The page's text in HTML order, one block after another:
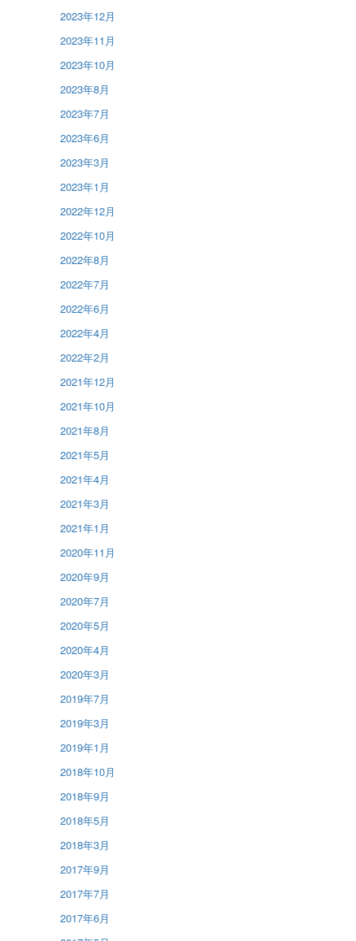
2023年12月
2023年11月
2023年10月
2023年8月
2023年7月
2023年6月
2023年3月
2023年1月
2022年12月
2022年10月
2022年8月
2022年7月
2022年6月
2022年4月
2022年2月
2021年12月
2021年10月
2021年8月
2021年5月
2021年4月
2021年3月
2021年1月
2020年11月
2020年9月
2020年7月
2020年5月
2020年4月
2020年3月
2019年7月
2019年3月
2019年1月
2018年10月
2018年9月
2018年5月
2018年3月
2017年9月
2017年7月
2017年6月